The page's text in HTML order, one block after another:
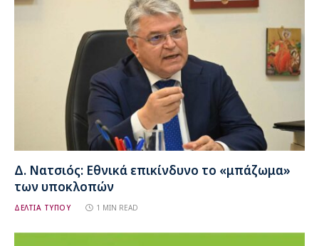
Δ. Νατσιός: Εθνικά επικίνδυνο το «μπάζωμα»
των υποκλοπών
ΔΕΛΤΙΑ ΤΥΠΟΥ 1 MIN READ